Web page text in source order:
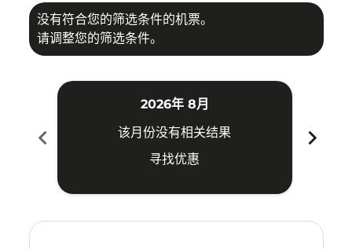
没有符合您的筛选条件的机票。
请调整您的筛选条件。
chevron_left
2026年 8月
该月份没有相关结果
寻找优惠
chevron_right